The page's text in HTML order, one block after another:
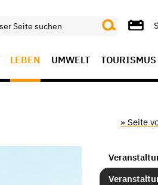
LEBEN UMWELT TOURISMUS
» Seite